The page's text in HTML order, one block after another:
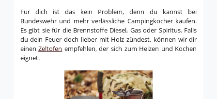
Für dich ist das kein Problem, denn du kannst bei
Bundeswehr und mehr verlässliche Campingkocher kaufen.
Es gibt sie für die Brennstoffe Diesel, Gas oder Spiritus. Falls
du dein Feuer doch lieber mit Holz zündest, können wir dir
einenZeltofen empfehlen, der sich zum Heizen und Kochen
eignet.